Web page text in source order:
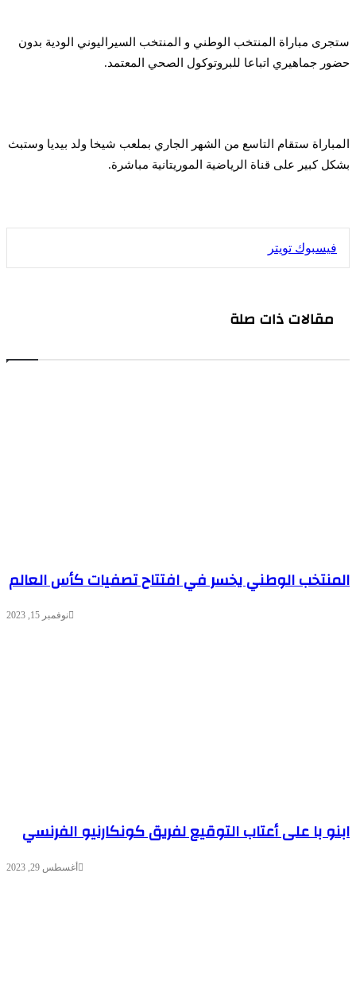
ستجرى مباراة المنتخب الوطني و المنتخب السيراليوني الودية بدون
حضور جماهيري اتباعا للبروتوكول الصحي المعتمد.
المباراة ستقام التاسع من الشهر الجاري بملعب شيخا ولد بيديا وستبث
بشكل كبير على قناة الرياضية الموريتانية مباشرة.
فيسبوك تويتر
مقالات ذات صلة
المنتخب الوطني يخسر في افتتاح تصفيات كأس العالم
نوفمبر 15, 2023
ابنو با على أعتاب التوقيع لفريق كونكارنيو الفرنسي
أغسطس 29, 2023